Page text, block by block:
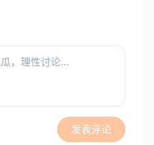
发表评论